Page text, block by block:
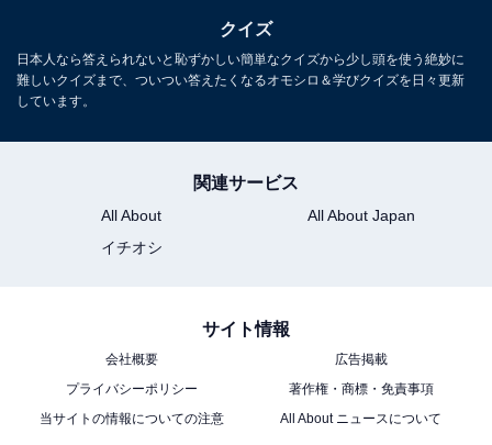
クイズ
日本人なら答えられないと恥ずかしい簡単なクイズから少し頭を使う絶妙に
難しいクイズまで、ついつい答えたくなるオモシロ＆学びクイズを日々更新
しています。
関連サービス
All About
All About Japan
イチオシ
サイト情報
会社概要
広告掲載
プライバシーポリシー
著作権・商標・免責事項
当サイトの情報についての注意
All About ニュースについて